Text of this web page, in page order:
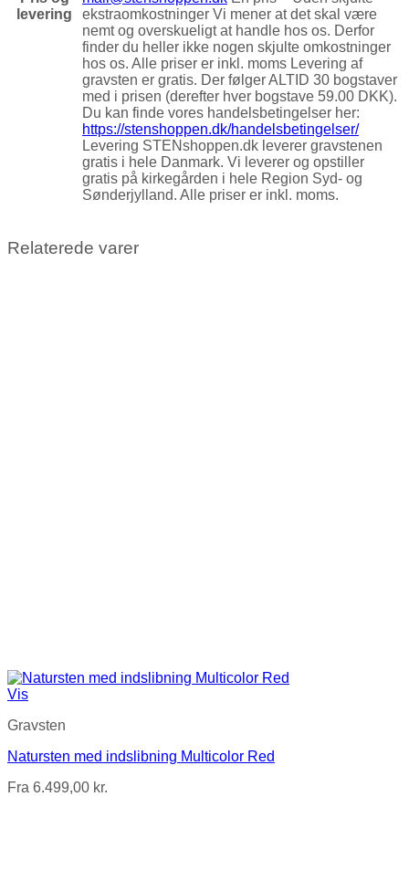
levering
ekstraomkostninger Vi mener at det skal være
nemt og overskueligt at handle hos os. Derfor
finder du heller ikke nogen skjulte omkostninger
hos os. Alle priser er inkl. moms Levering af
gravsten er gratis. Der følger ALTID 30 bogstaver
med i prisen (derefter hver bogstave 59.00 DKK).
Du kan finde vores handelsbetingelser her:
https://stenshoppen.dk/handelsbetingelser/
Levering STENshoppen.dk leverer gravstenen
gratis i hele Danmark. Vi leverer og opstiller
gratis på kirkegården i hele Region Syd- og
Sønderjylland. Alle priser er inkl. moms.
Relaterede varer
Vis
Gravsten
Natursten med indslibning Multicolor Red
Fra 6.499,00 kr.